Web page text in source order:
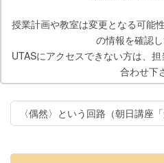
授業計画や教室は変更となる可能
の情報を確認し
UTASにアクセスできない方は、
合わせ下